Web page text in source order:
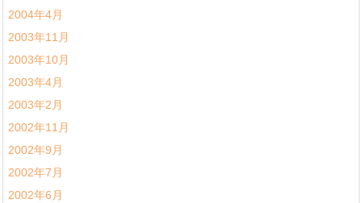
2004年4月
2003年11月
2003年10月
2003年4月
2003年2月
2002年11月
2002年9月
2002年7月
2002年6月